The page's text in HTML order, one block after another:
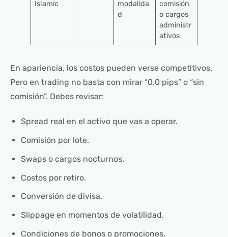
Islamic
modalida
d
comisión
o cargos
administr
ativos
En apariencia, los costos pueden verse competitivos.
Pero en trading no basta con mirar “0.0 pips” o “sin
comisión”. Debes revisar:
Spread real en el activo que vas a operar.
Comisión por lote.
Swaps o cargos nocturnos.
Costos por retiro.
Conversión de divisa.
Slippage en momentos de volatilidad.
Condiciones de bonos o promociones.